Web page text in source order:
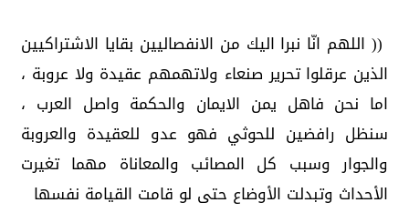
(( اللهم انّا نبرا اليك من الانفصاليين بقايا الاشتراكيين
الذين عرقلوا تحرير صنعاء ولاتهمهم عقيدة ولا عروبة ،
اما نحن فاهل يمن الايمان والحكمة واصل العرب ،
سنظل رافضين للحوثي فهو عدو للعقيدة والعروبة
والجوار وسبب كل المصائب والمعاناة مهما تغيرت
الأحداث وتبدلت الأوضاع حتى لو قامت القيامة نفسها